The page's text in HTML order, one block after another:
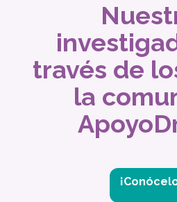
través de
la